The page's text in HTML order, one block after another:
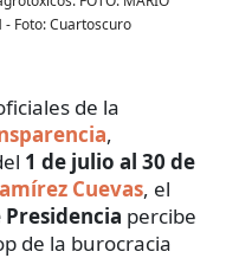
- Foto:Cuartoscuro
de la
,
1 de julio al 30 de
Cuevas, el
percibe
de la burocracia